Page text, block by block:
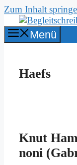
Zum Inhalt
Menü
Haefs
Knut
noni